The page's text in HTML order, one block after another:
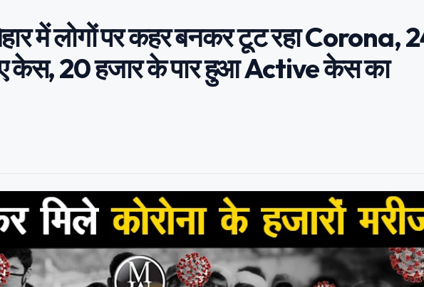
में लोगों पर कहर बनकर टूट रहा Corona,
केस, 20 हजार के पार हुआ Active केस का